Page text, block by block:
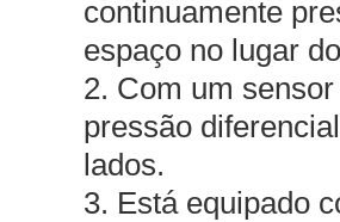
continuamente
espaço no lugar
2. Com um
pressão
lados.
3. Está equipado